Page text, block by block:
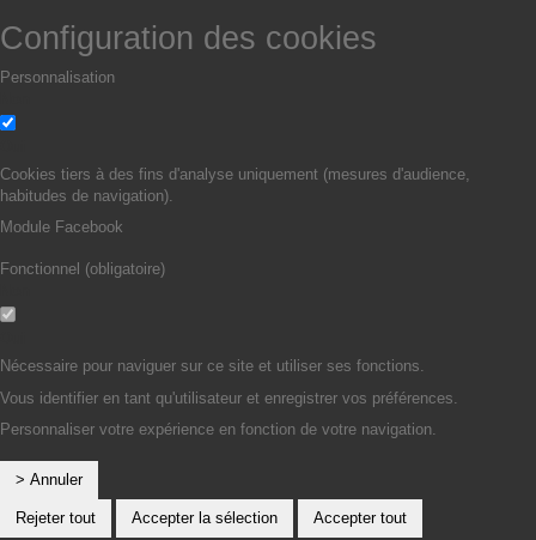
Configuration des cookies
Personnalisation
Cookies tiers à des fins d'analyse uniquement (mesures d'audience,
habitudes de navigation).
Module Facebook
Fonctionnel (obligatoire)
Nécessaire pour naviguer sur ce site et utiliser ses fonctions.
Vous identifier en tant qu'utilisateur et enregistrer vos préférences.
Personnaliser votre expérience en fonction de votre navigation.
> Annuler
Rejeter tout Accepter la sélection Accepter tout